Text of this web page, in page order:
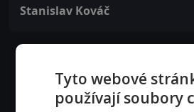
Stanislav Kováč
Tyto webové
používají soubory